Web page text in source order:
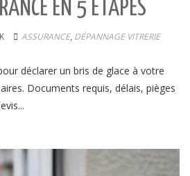
EN 5 ÉTAPES
ASSURANCE, DÉPANNAGE VITRERIE
déclarer un bris de glace à votre
Documents requis, délais, pièges